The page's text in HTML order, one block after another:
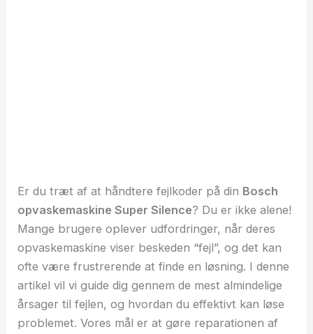
Er du træt af at håndtere fejlkoder på din Bosch
opvaskemaskine Super Silence? Du er ikke alene!
Mange brugere oplever udfordringer, når deres
opvaskemaskine viser beskeden “fejl”, og det kan
ofte være frustrerende at finde en løsning. I denne
artikel vil vi guide dig gennem de mest almindelige
årsager til fejlen, og hvordan du effektivt kan løse
problemet. Vores mål er at gøre reparationen af